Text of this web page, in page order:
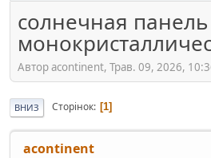
солнечная панель
Автор acontinent, Трав. 09, 2026,
ВНИЗ Сторінок 1
acontinent